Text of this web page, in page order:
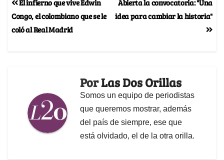
Abierta la convocatoria: "Una
idea para cambiar la historia"
El infierno que vive Edwin
Congo, el colombiano que se le
coló al Real Madrid
PorLas Dos Orillas
Somos un equipo de periodistas
que queremos mostrar, además
del país de siempre, ese que
está olvidado, el de la otra orilla.